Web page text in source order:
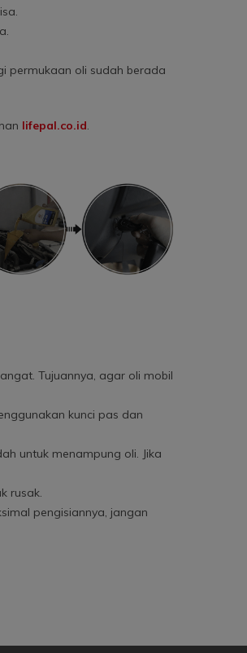
permukaan oli sudah berada
lifepal.co.id
Tujuannya, agar oli mobil
kunci pas dan
untuk menampung oli. Jika
rusak.
pengisiannya, jangan